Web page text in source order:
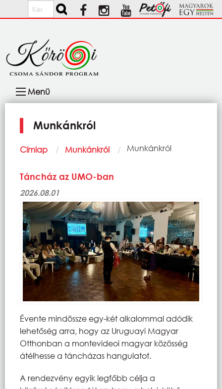
Ugrás a tartalomra
Keresés
navigáció
Menü
Munkánkról
Morzsa
Címlap Munkánkról Current:
Munkánkról
Táncház az UMO-ban
2026.08.01
Évente mindössze egy-két alkalommal adódik
lehetőség arra, hogy az Uruguayi Magyar
Otthonban a montevideoi magyar közösség
átélhesse a táncházas hangulatot.
A rendezvény egyik legfőbb célja a